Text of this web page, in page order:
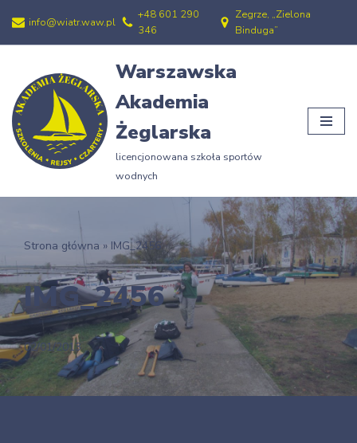
Przejdź
treści
info@wiatr.waw.pl
+48 601 290
346
Zegrze, „Zielona
Binduga”
Warszawska
Akademia
Żeglarska
licencjonowana szkoła sportów
wodnych
Strona główna » IMG_2456
IMG_2456
02/01/2013